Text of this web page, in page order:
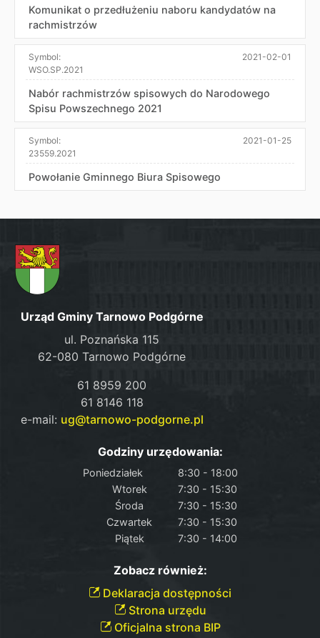
Komunikat o przedłużeniu naboru kandydatów na
rachmistrzów
Symbol:
WSO.SP.2021
2021-02-01
Nabór rachmistrzów spisowych do Narodowego
Spisu Powszechnego 2021
Symbol:
23559.2021
2021-01-25
Powołanie Gminnego Biura Spisowego
Urząd Gminy Tarnowo Podgórne
ul. Poznańska 115
62-080 Tarnowo Podgórne
61 8959 200
61 8146 118
e-mail: ug@tarnowo-podgorne.pl
Godziny urzędowania:
Poniedziałek
8:30 - 18:00
Wtorek
7:30 - 15:30
Środa
7:30 - 15:30
Czwartek
7:30 - 15:30
Piątek
7:30 - 14:00
Zobacz również:
Deklaracja dostępności
Strona urzędu
Oficjalna strona BIP